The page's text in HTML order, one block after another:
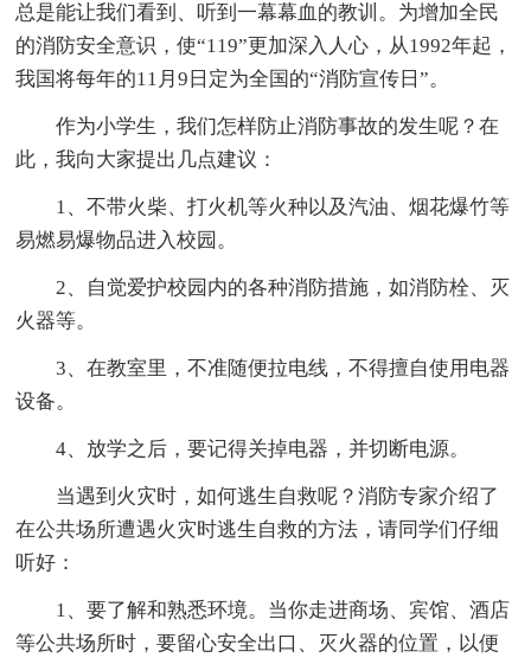
总是能让我们看到、听到一幕幕血的教训。为增加全民
的消防安全意识，使“119”更加深入人心，从1992年起，
我国将每年的11月9日定为全国的“消防宣传日”。
作为小学生，我们怎样防止消防事故的发生呢？在
此，我向大家提出几点建议：
1、不带火柴、打火机等火种以及汽油、烟花爆竹等
易燃易爆物品进入校园。
2、自觉爱护校园内的各种消防措施，如消防栓、灭
火器等。
3、在教室里，不准随便拉电线，不得擅自使用电器
设备。
4、放学之后，要记得关掉电器，并切断电源。
当遇到火灾时，如何逃生自救呢？消防专家介绍了
在公共场所遭遇火灾时逃生自救的方法，请同学们仔细
听好：
1、要了解和熟悉环境。当你走进商场、宾馆、酒店
等公共场所时，要留心安全出口、灭火器的位置，以便